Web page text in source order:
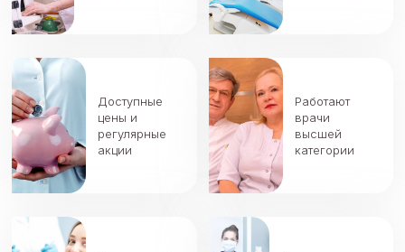
Доступные
цены и
регулярные
акции
Работают
врачи
высшей
категории